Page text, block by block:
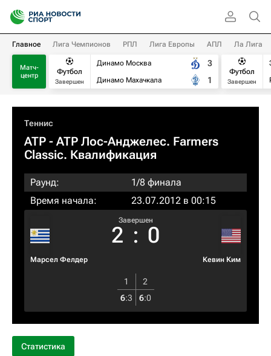
Главное Лига Чемпионов РПЛ Лига Европы АПЛ Ла Лига
Матч-
центр
Футбол
Завершен
Динамо Москва
Динамо Махачкала
3
1
Футбол
Завершен
Теннис
ATP - ATP Лос-Анджелес. Farmers
Classic. Квалификация
Раунд:
1/8 финала
Время начала:
23.07.2012 в 00:15
Марсел Фелдер
Завершен
2 : 0
Кевин Ким
1
2
6:3 6:0
Статистика